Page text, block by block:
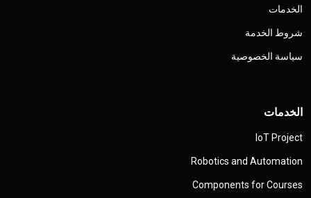
الخدمات
شروط الخدمة
سياسة الخصوصية
الخدمات
IoT Project
Robotics and Automation
Components for Courses